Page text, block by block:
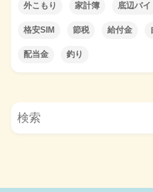
外こもり 家計簿 底辺バイ
格安SIM 節税 給付金
配当金 釣り